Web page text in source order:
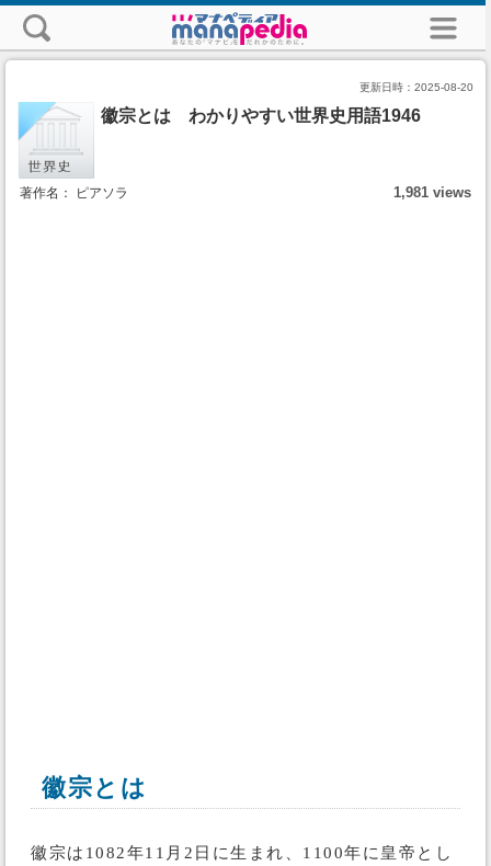
更新日時： 2025-08-20
徽宗とは わかりやすい世界史用語1946
著作名： ピアソラ 1,981 views
徽宗とは
徽宗は1082年11月2日に生まれ、1100年に皇帝とし